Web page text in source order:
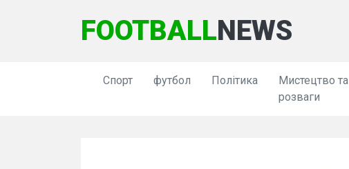
FOOTBALLNEWS
Спорт футбол Політика
Мистецтво та
розваги